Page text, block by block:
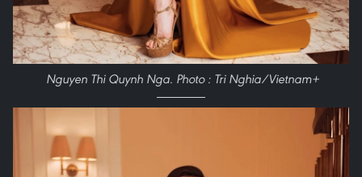
Nguyen Thi Quynh Nga. Photo : Tri Nghia/Vietnam+